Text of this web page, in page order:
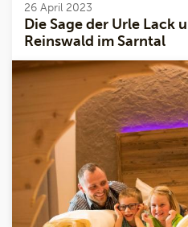
26 April 2023
Die Sage der Urle Lack
Reinswald im Sarntal
Weit hinter den höchsten
es schon fast „gleimer“
als wie ins Tal hinunter ist,
Weg ins Getrumm, ...
Mehr lesen